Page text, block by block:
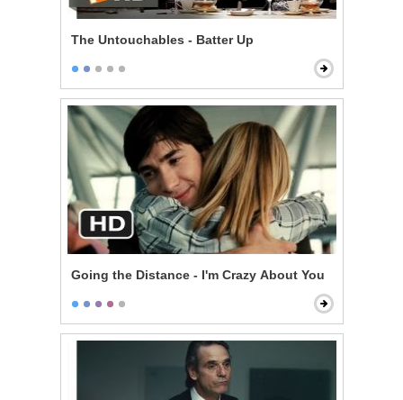
The Untouchables - Batter Up
Going the Distance - I'm Crazy About You